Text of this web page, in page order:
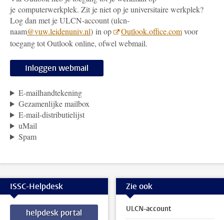
je computerwerkplek. Zit je niet op je universitaire werkplek?
Log dan met je ULCN-account (ulcn-
naam@vuw.leidenuniv.nl) in op Outlook.office.comvoor
toegang tot Outlook online, ofwel webmail.
Inloggen webmail
E-mailhandtekening
Gezamenlijke mailbox
E-mail-distributielijst
uMail
Spam
ISSC-Helpdesk
helpdesk portal
Zie ook
ULCN-account